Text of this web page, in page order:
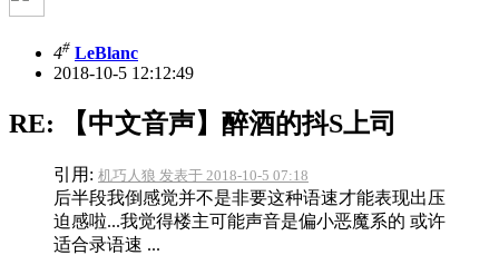
4# LeBlanc
2018-10-5 12:12:49
RE: 【中文音声】醉酒的抖S上司
引用: 机巧人狼 发表于 2018-10-5 07:18
后半段我倒感觉并不是非要这种语速才能表现出压
迫感啦...我觉得楼主可能声音是偏小恶魔系的 或许
适合录语速 ...